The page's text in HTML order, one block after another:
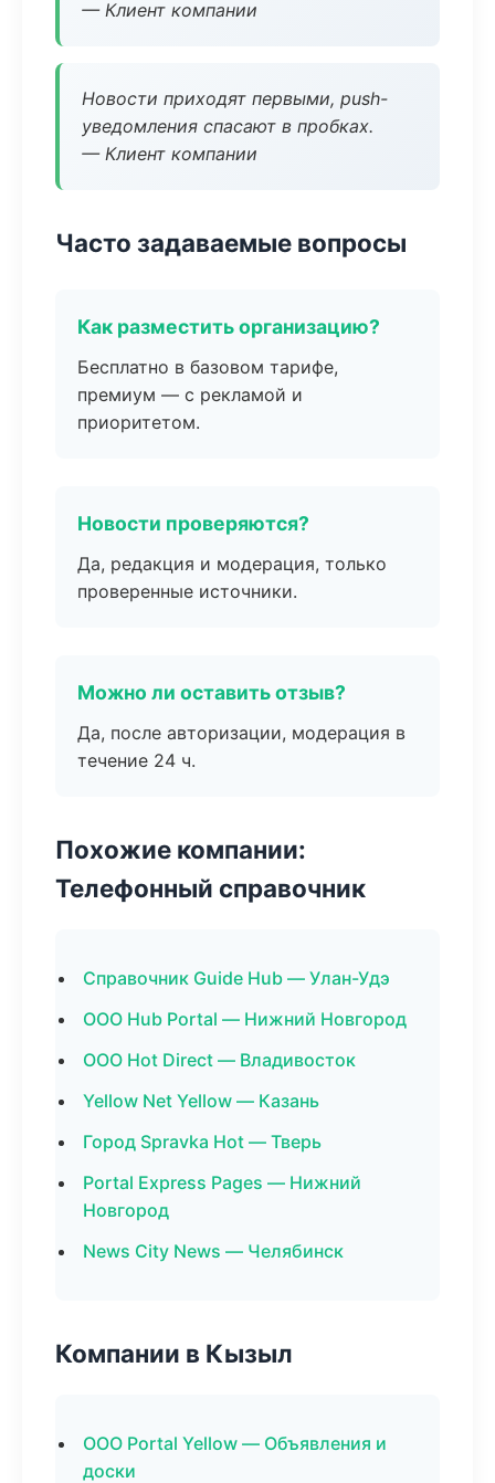
— Клиент компании
Новости приходят первыми, push-
уведомления спасают в пробках.
— Клиент компании
Часто задаваемые вопросы
Как разместить организацию?
Бесплатно в базовом тарифе,
премиум — с рекламой и
приоритетом.
Новости проверяются?
Да, редакция и модерация, только
проверенные источники.
Можно ли оставить отзыв?
Да, после авторизации, модерация в
течение 24 ч.
Похожие компании:
Телефонный справочник
Справочник Guide Hub — Улан-Удэ
ООО Hub Portal — Нижний Новгород
ООО Hot Direct — Владивосток
Yellow Net Yellow — Казань
Город Spravka Hot — Тверь
Portal Express Pages — Нижний
Новгород
News City News — Челябинск
Компании в Кызыл
ООО Portal Yellow — Объявления и
доски